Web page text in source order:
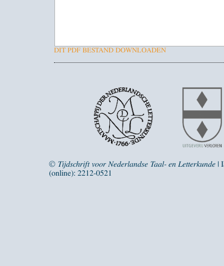
DIT PDF BESTAND DOWNLOADEN
© Tijdschrift voor Nederlandse Taal- en Letterkunde |
(online): 2212-0521